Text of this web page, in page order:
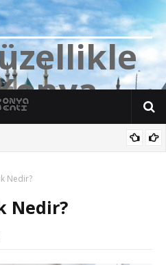
zellikle
onya
Nedir?
Nedir?